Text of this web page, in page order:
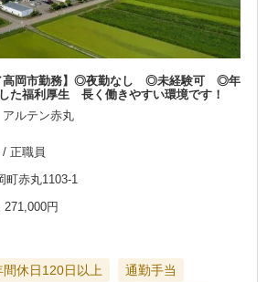
／高岡市勤務】◎夜勤なし ◎未経験可 ◎年
福利厚生 長く働きやすい環境です！
ルテン赤丸
正職員
町赤丸1103-1
271,000円
間休日120日以上
通勤手当